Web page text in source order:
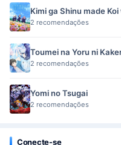
Kimi ga Shinu made
2 recomendações
Toumei na Yoru ni
2 recomendações
Yomi no Tsugai
2 recomendações
Conecte-se